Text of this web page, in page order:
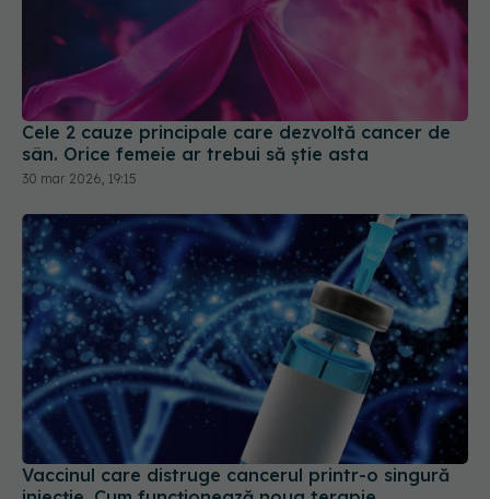
Cele 2 cauze principale care dezvoltă cancer de
sân. Orice femeie ar trebui să știe asta
30 mar 2026, 19:15
Vaccinul care distruge cancerul printr-o singură
injecție. Cum funcționează noua terapie
01 apr 2026, 15:12